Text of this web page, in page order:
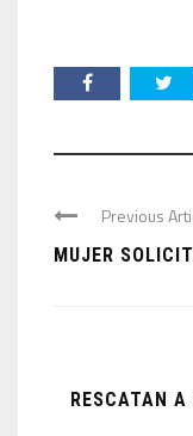
Previous
MUJER
RESCATAN A